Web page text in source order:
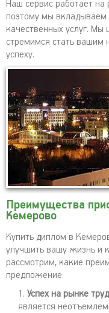
Наш сервис работает на
поэтому мы вкладываем
качественных услуг.
стремимся стать
успеху.
Преимущества
Кемерово
Купить диплом в
улучшить вашу жизнь и
рассмотрим, какие
предложение:
Успех на рынке
является